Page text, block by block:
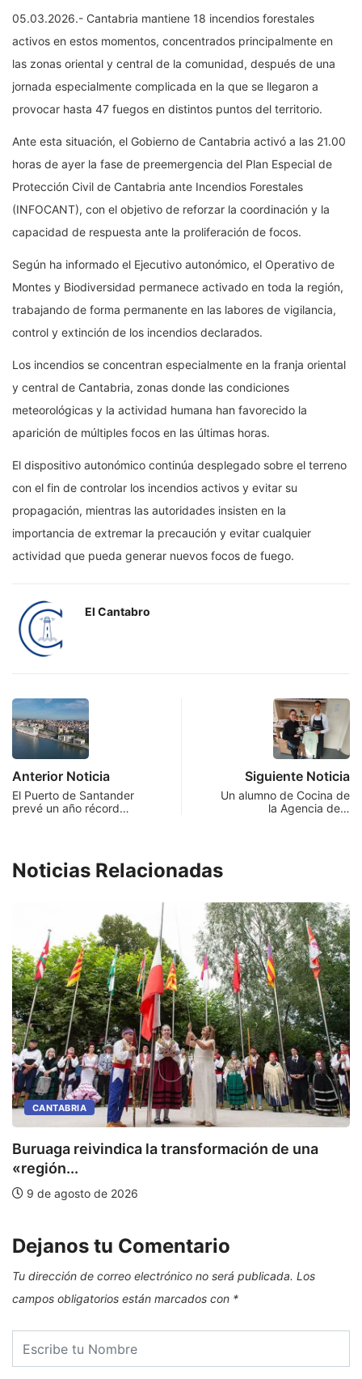
05.03.2026.- Cantabria mantiene 18 incendios forestales
activos en estos momentos, concentrados principalmente en
las zonas oriental y central de la comunidad, después de una
jornada especialmente complicada en la que se llegaron a
provocar hasta 47 fuegos en distintos puntos del territorio.
Ante esta situación, el Gobierno de Cantabria activó a las 21.00
horas de ayer la fase de preemergencia del Plan Especial de
Protección Civil de Cantabria ante Incendios Forestales
(INFOCANT), con el objetivo de reforzar la coordinación y la
capacidad de respuesta ante la proliferación de focos.
Según ha informado el Ejecutivo autonómico, el Operativo de
Montes y Biodiversidad permanece activado en toda la región,
trabajando de forma permanente en las labores de vigilancia,
control y extinción de los incendios declarados.
Los incendios se concentran especialmente en la franja oriental
y central de Cantabria, zonas donde las condiciones
meteorológicas y la actividad humana han favorecido la
aparición de múltiples focos en las últimas horas.
El dispositivo autonómico continúa desplegado sobre el terreno
con el fin de controlar los incendios activos y evitar su
propagación, mientras las autoridades insisten en la
importancia de extremar la precaución y evitar cualquier
actividad que pueda generar nuevos focos de fuego.
El Cantabro
Anterior Noticia
El Puerto de Santander
prevé un año récord…
Siguiente Noticia
Un alumno de Cocina de
la Agencia de…
Noticias Relacionadas
CANTABRIA
Buruaga reivindica la transformación de una
«región...
9 de agosto de 2026
Dejanos tu Comentario
Tu dirección de correo electrónico no será publicada. Los
campos obligatorios están marcados con *